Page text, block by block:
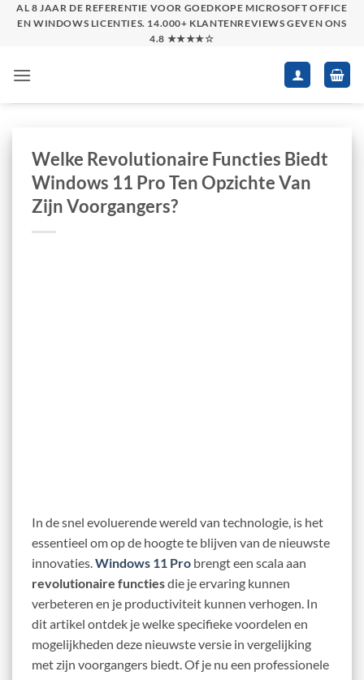
SkipAL 8 JAAR DE REFERENTIE VOOR GOEDKOPE MICROSOFT OFFICE
EN WINDOWS LICENTIES. 14.000+ KLANTENREVIEWS GEVEN ONS
4.8 ★★★★☆
Welke Revolutionaire Functies Biedt
Windows 11 Pro Ten Opzichte Van
Zijn Voorgangers?
In de snel evoluerende wereld van technologie, is het
essentieel om op de hoogte te blijven van de nieuwste
innovaties. Windows 11 Pro brengt een scala aan
revolutionaire functiesdie je ervaring kunnen
verbeteren en je productiviteit kunnen verhogen. In
dit artikel ontdek je welke specifieke voordelen en
mogelijkheden deze nieuwste versie in vergelijking
met zijn voorgangers biedt. Of je nu een professionele